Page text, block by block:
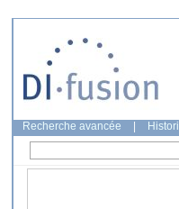
Recherche avancée